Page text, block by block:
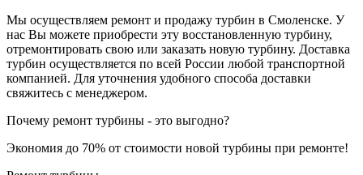
Мы осуществляем ремонт и продажу турбин в Смоленске. У
нас Вы можете приобрести эту восстановленную турбину,
отремонтировать свою или заказать новую турбину. Доставка
турбин осуществляется по всей России любой транспортной
компанией. Для уточнения удобного способа доставки
свяжитесь с менеджером.
Почему ремонт турбины - это выгодно?
Экономия до 70% от стоимости новой турбины при ремонте!